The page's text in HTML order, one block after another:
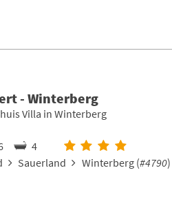
- Winterberg
Villa in Winterberg
4
Sauerland Winterberg (#4790)